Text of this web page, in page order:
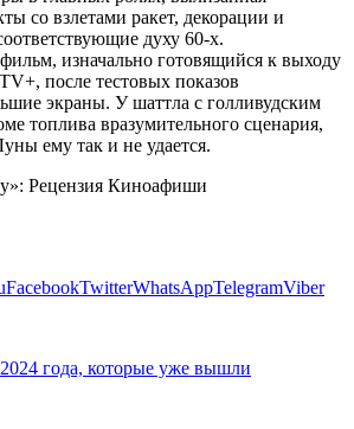
со взлетами ракет, декорации и
духу 60-х.
изначально готовящийся к выходу
после тестовых показов
экраны. У шаттла с голливудским
топлива вразумительного сценария,
ему так и не удается.
FacebookTwitterWhatsAppTelegramViber
года, которые уже вышли